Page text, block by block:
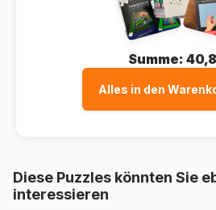
Summe:
Alles in den
Diese Puzzles könnten Sie
interessieren